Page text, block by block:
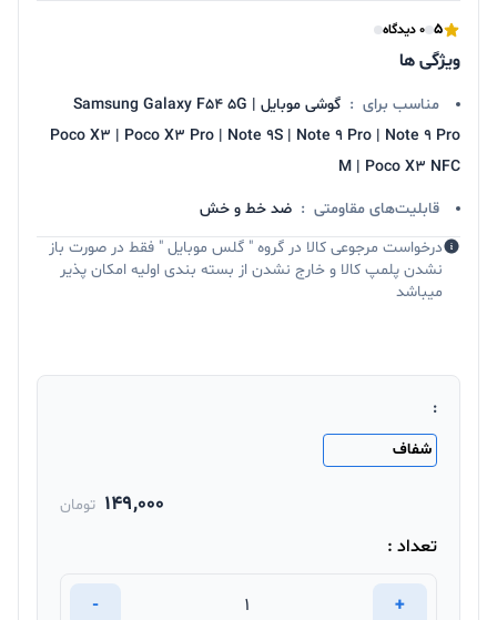
5 0 دیدگاه
ویژگی ها
مناسب برای :
گوشی موبایل Samsung Galaxy F54 5G |
Poco X3 | Poco X3 Pro | Note 9S | Note 9 Pro | Note 9 Pro
M | Poco X3 NFC
قابلیت‌های مقاومتی : ضد خط و خش
درخواست مرجوعی کالا در گروه " گلس موبایل " فقط در صورت باز
نشدن پلمپ کالا و خارج نشدن از بسته بندی اولیه امکان پذیر
میباشد
:
شفاف
149,000 تومان
تعداد :
+
-